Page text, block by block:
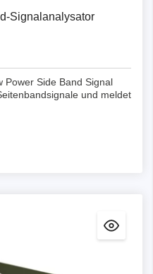
Signalanalysator
Power Side Band Signal
und meldet